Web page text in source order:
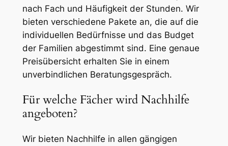
nach Fach und Häufigkeit der Stunden. Wir
bieten verschiedene Pakete an, die auf die
individuellen Bedürfnisse und das Budget
der Familien abgestimmt sind. Eine genaue
Preisübersicht erhalten Sie in einem
unverbindlichen Beratungsgespräch.
Für welche Fächer wird Nachhilfe
angeboten?
Wir bieten Nachhilfe in allen gängigen